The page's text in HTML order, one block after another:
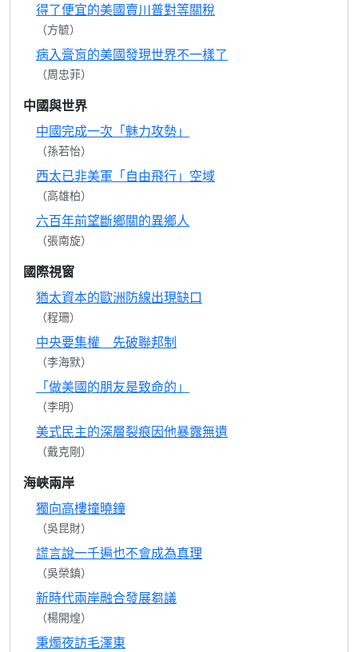
得了便宜的美國賣川普對等關稅
（方毓）
病入膏肓的美國發現世界不一樣了
（周忠菲）
中國與世界
中國完成一次「魅力攻勢」
（孫若怡）
西太已非美軍「自由飛行」空域
（高雄柏）
六百年前望斷鄉關的異鄉人
（張南旋）
國際視窗
猶太資本的歐洲防線出現缺口
（程珊）
中央要集權 先破聯邦制
（李海默）
「做美國的朋友是致命的」
（李明）
美式民主的深層裂痕因他暴露無遺
（戴克剛）
海峽兩岸
獨向高樓撞曉鐘
（吳昆財）
謊言說一千遍也不會成為真理
（吳榮鎮）
新時代兩岸融合發展芻議
（楊開煌）
秉燭夜訪毛澤東